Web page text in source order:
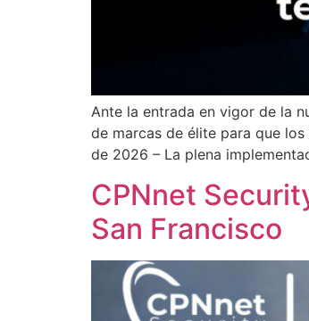
Ante la entrada en vigor de la
de marcas de élite para que los
de 2026 – La plena
CPNnet
San Francisco